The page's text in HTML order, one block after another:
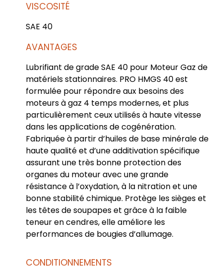
VISCOSITÉ
SAE 40
AVANTAGES
Lubrifiant de grade SAE 40 pour Moteur Gaz de
matériels stationnaires. PRO HMGS 40 est
formulée pour répondre aux besoins des
moteurs à gaz 4 temps modernes, et plus
particulièrement ceux utilisés à haute vitesse
dans les applications de cogénération.
Fabriquée à partir d’huiles de base minérale de
haute qualité et d’une additivation spécifique
assurant une très bonne protection des
organes du moteur avec une grande
résistance à l’oxydation, à la nitration et une
bonne stabilité chimique. Protège les sièges et
les têtes de soupapes et grâce à la faible
teneur en cendres, elle améliore les
performances de bougies d’allumage.
CONDITIONNEMENTS